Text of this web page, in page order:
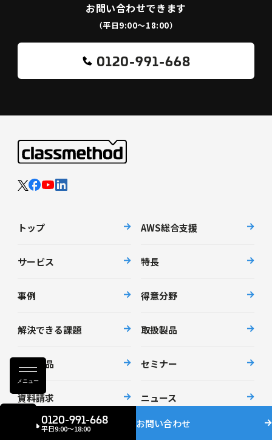
メニュー
お問い合わせできます
（平日9:00〜18:00）
0120-991-668
トップ AWS総合支援
サービス 特長
事例 得意分野
解決できる課題 取扱製品
自社製品 セミナー
資料請求 ニュース
会社情報 採用情報
0120-991-668
平日9:00〜18:00 お問い合わせ